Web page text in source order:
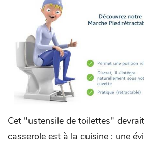
Cet "ustensile de toilettes"
casserole est à la cuisine : une